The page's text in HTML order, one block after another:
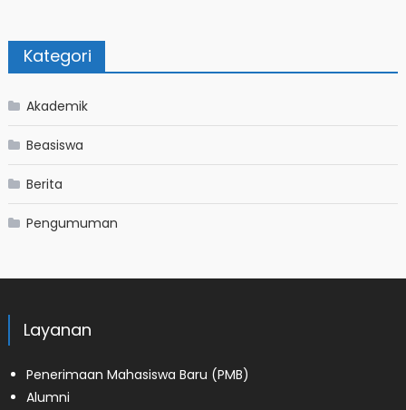
Kategori
Akademik
Beasiswa
Berita
Pengumuman
Layanan
Penerimaan Mahasiswa Baru (PMB)
Alumni